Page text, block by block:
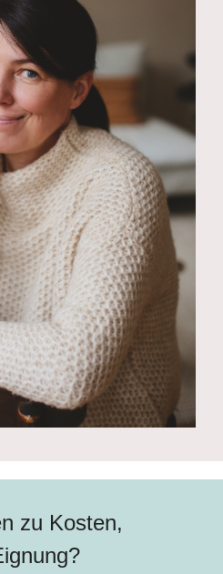
zu Kosten,